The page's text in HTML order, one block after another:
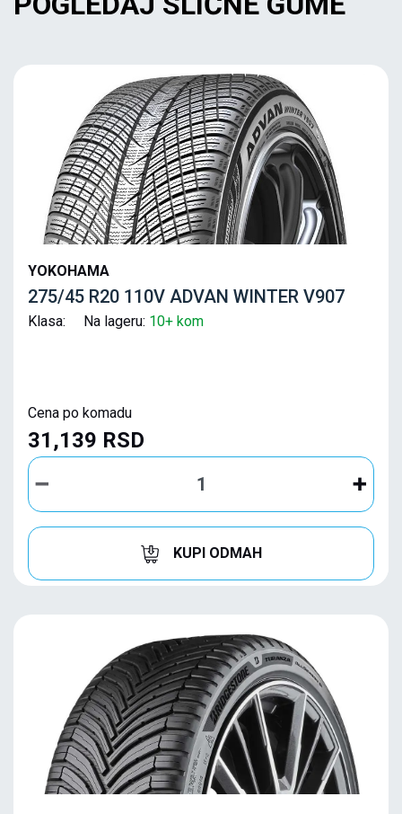
YOKOHAMA
275/45 R20 110V ADVAN WINTER V907
Klasa: Na lageru: 10+ kom
Cena po komadu
31,139 RSD
KUPI ODMAH